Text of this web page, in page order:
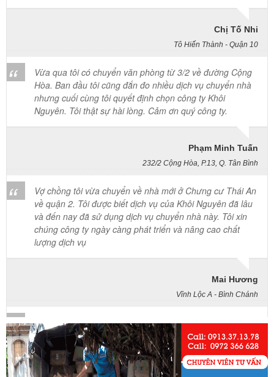
cực kỳ lớn về mặt kỹ thuật mộc và thời gian vận chuyển. Chuyển
chuyên nghiệp cho nhà hẻm nhỏ tại Quận Bình Thạnh, cam kết thi
công thần tốc, bảo vệ vẹn toàn kết cấu nội thất và giữ gìn vẹn
hàng cần tư vấn phương án và nhận báo giá ưu đãi tốt nhất hãy gọi
ngay hotline hỗ trợ liên tục hai mươi tư trên bảy qua số điện thoại
0913 371 378 hoặc số 0972 366 628 để nhận phản hồi siêu tốc từ
đội ngũ Khôi Nguyên.
Vừa qua tôi có chuyển văn phòng từ 3/2 về đường Cộng
nhưng cuối cùng tôi quyết định chọn công ty Khôi
Nguyên. Tôi thật sự hài lòng. Cảm ơn quý công ty.
Vợ chồng tôi vừa chuyển về nhà mới ở Chưng cư Thái An
và đến nay đã sử dụng dịch vụ chuyển nhà này. Tôi xin
chúng công ty ngày càng phát triển và nâng cao chất
lượng dịch vụ
Công ty Khôi Nguyên chuyển hàng của cô bao bọc đóng
Cô Loan
57 Tây Thạnh, Tân Phú